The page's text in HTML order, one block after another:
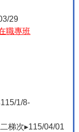
29
職專班
1/8-
梯次▸115/04/01